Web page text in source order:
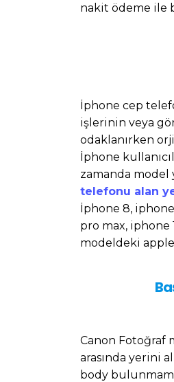
nakit ödeme ile
İphone cep
işlerinin veya
odaklanırken
İphone
zamanda
telefonu alan
İphone 8, iphone
pro max, iphone
modeldeki
Canon Fotoğraf
arasında yerini
body